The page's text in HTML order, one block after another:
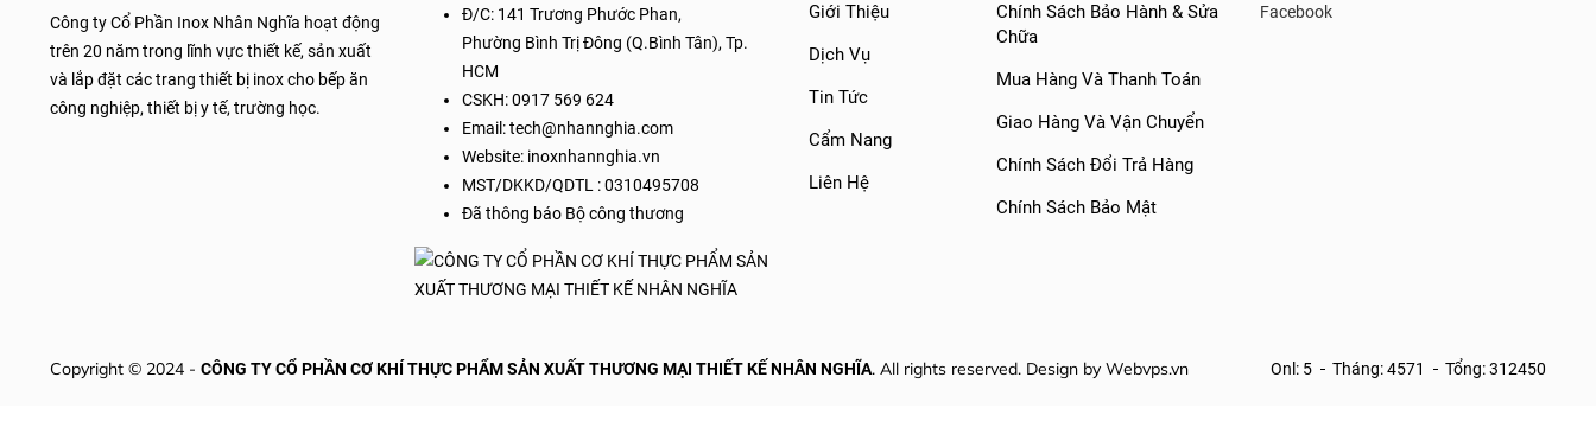
Công ty Cổ Phần Inox Nhân Nghĩa hoạt động
trên 20 năm trong lĩnh vực thiết kế, sản xuất
và lắp đặt các trang thiết bị inox cho bếp ăn
công nghiệp, thiết bị y tế, trường học.
Đ/C: 141 Trương Phước Phan,
Phường Bình Trị Đông (Q.Bình Tân), Tp.
HCM
CSKH: 0917 569 624
Email: tech@nhannghia.com
Website: inoxnhannghia.vn
MST/DKKD/QDTL : 0310495708
Đã thông báo Bộ công thương
Giới Thiệu
Dịch Vụ
Tin Tức
Cẩm Nang
Liên Hệ
Chính Sách Bảo Hành & Sửa
Chữa
Mua Hàng Và Thanh Toán
Giao Hàng Và Vận Chuyển
Chính Sách Đổi Trả Hàng
Chính Sách Bảo Mật
Facebook
Copyright © 2024 - CÔNG TY CỔ PHẦN CƠ KHÍ THỰC PHẨM SẢN XUẤT THƯƠNG MẠI THIẾT KẾ NHÂN NGHĨA. All rights reserved. Design by Webvps.vn Onl: 5 Tháng: 4571 Tổng: 312450